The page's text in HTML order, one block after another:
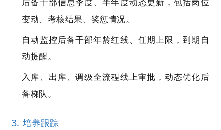
变动、考核结果、奖惩情况。
自动监控后备干部年龄红线、任期上限，到期自
动提醒。
入库、出库、调级全流程线上审批，动态优化后
备梯队。
3. 培养跟踪